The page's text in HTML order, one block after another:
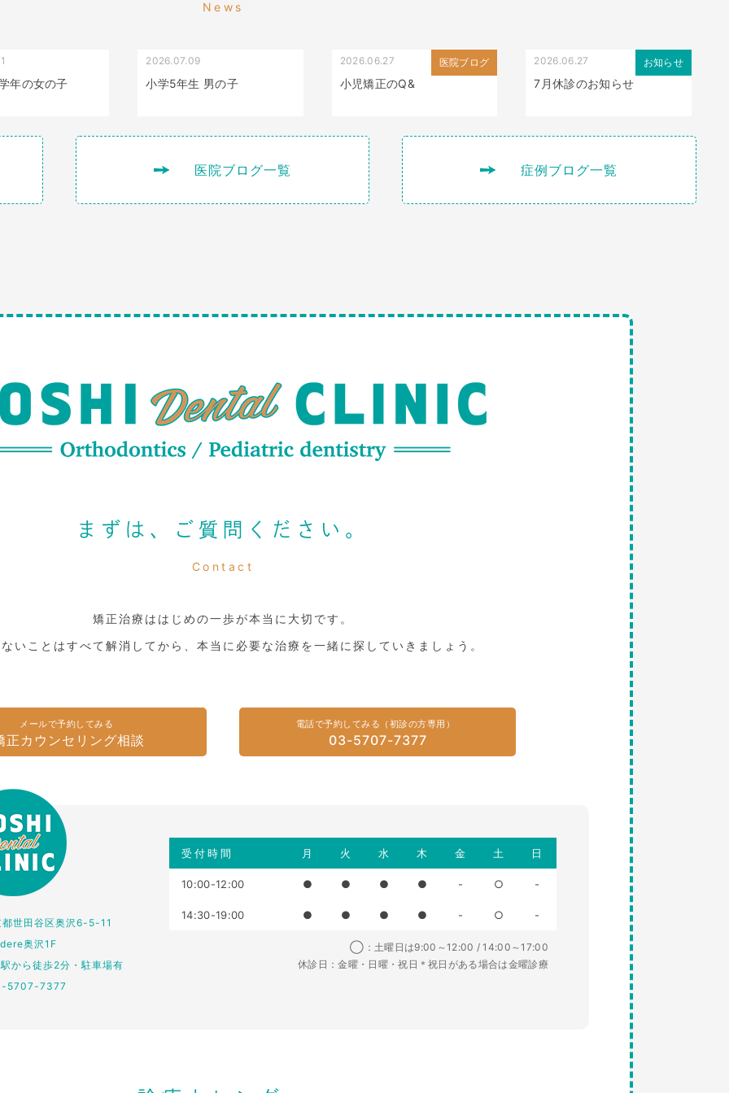
News
年の女の子
2026.07.09
小学5年生 男の子
医院ブログ
2026.06.27
小児矯正のQ&
お知らせ
2026.06.27
7月休診のお知らせ
医院ブログ一覧 症例ブログ一覧
まずは、ご質問ください。
Contact
矯正治療ははじめの一歩が本当に大切です。
いことはすべて解消してから、本当に必要な治療を一緒に探していきましょう。
メールで予約してみる
正カウンセリング相談
電話で予約してみる（初診の方専用）
03-5707-7377
世田谷区奥沢6-5-11
奥沢1F
から徒歩2分・駐車場有
5707-7377
受付時間 月 火 水 木 金 土 日
10:00-12:00 ● ● ● ● - ○ -
14:30-19:00 ● ● ● ● - ○ -
◯：土曜日は9:00～12:00 / 14:00～17:00
休診日：金曜・日曜・祝日＊祝日がある場合は金曜診療